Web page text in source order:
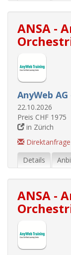
ANSA -
AnyWeb
22.10.2026
Preis CHF 1975
in Zürich
Direktanfrage
Details
ANSA -